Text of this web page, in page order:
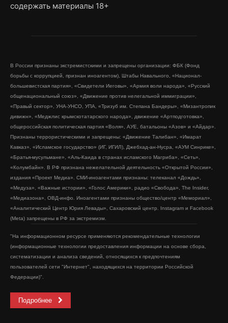
содержать материалы 18+
В России признаны экстремистскими и запрещены организации: ФБК (Фонд
борьбы с коррупцией, признан иноагентом), Штабы Навального, «Национал-
большевистская партия», «Свидетели Иеговы», «Армия воли народа», «Русский
общенациональный союз», «Движение против нелегальной иммиграции»,
«Правый сектор», УНА-УНСО, УПА, «Тризуб им. Степана Бандеры», «Мизантропик
дивижн», «Меджлис крымскотатарского народа», движение «Артподготовка»,
общероссийская политическая партия «Воля», АУЕ, батальоны «Азов» и «Айдар».
Признаны террористическими и запрещены: «Движение Талибан», «Имарат
Кавказ», «Исламское государство» (ИГ, ИГИЛ), Джебхад-ан-Нусра, «АУМ Синрике»,
«Братья-мусульмане», «Аль-Каида в странах исламского Магриба», «Сеть»,
«Колумбайн». В РФ признана нежелательной деятельность «Открытой России»,
издания «Проект Медиа». СМИ-иноагентами признаны: телеканал «Дождь»,
«Медуза», «Важные истории», «Голос Америки», радио «Свобода», The Insider,
«Медиазона», ОВД-инфо. Иноагентами признаны общество/центр «Мемориал»,
«Аналитический Центр Юрия Левады», Сахаровский центр. Instagram и Facebook
(Metа) запрещены в РФ за экстремизм.
"На информационном ресурсе применяются рекомендательные технологии
(информационные технологии предоставления информации на основе сбора,
систематизации и анализа сведений, относящихся к предпочтениям
пользователей сети "Интернет", находящихся на территории Российской
Федерации)".
Подробнее